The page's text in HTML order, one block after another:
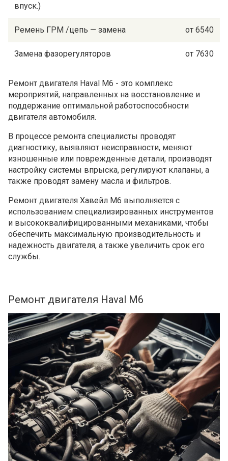
впуск.)
Ремень ГРМ /цепь — замена от 6540
Замена фазорегуляторов от 7630
Ремонт двигателя Haval M6 - это комплекс
мероприятий, направленных на восстановление и
поддержание оптимальной работоспособности
двигателя автомобиля.
В процессе ремонта специалисты проводят
диагностику, выявляют неисправности, меняют
изношенные или поврежденные детали, производят
настройку системы впрыска, регулируют клапаны, а
также проводят замену масла и фильтров.
Ремонт двигателя Хавейл M6 выполняется с
использованием специализированных инструментов
и высококвалифицированными механиками, чтобы
обеспечить максимальную производительность и
надежность двигателя, а также увеличить срок его
службы.
Ремонт двигателя Haval M6